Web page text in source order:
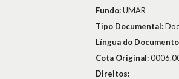
Fundo:UMAR
Tipo Documental:
Língua do
Cota Original:
Direitos: